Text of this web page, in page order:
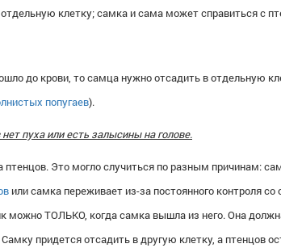
клетку; самка и сама может справиться с
до крови, то самца нужно отсадить в отдельную
попугаев).
пуха или есть залысины на голове.
Это могло случиться по разным причинам:
или самка переживает из-за постоянного контроля со
можно ТОЛЬКО, когда самка вышла из него. Она
придется отсадить в другую клетку, а птенцов